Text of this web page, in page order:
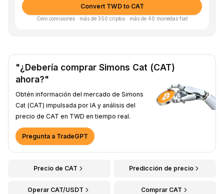
Convert TWD to CAT
Cero comisiones · más de 350 criptos · más de 40 monedas fiat
"¿Debería comprar Simons Cat (CAT)
ahora?"
Obtén información del mercado de Simons
Cat (CAT) impulsada por IA y análisis del
precio de CAT en TWD en tiempo real.
Pregunta a TradeGPT
Precio de CAT Predicción de precio
Operar CAT/USDT Comprar CAT